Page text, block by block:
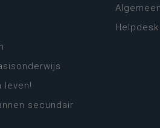
leven!
secundair
Helpdesk